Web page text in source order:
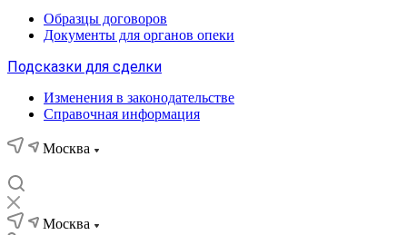
Образцы договоров
Документы для органов опеки
Подсказки для сделки
Изменения в законодательстве
Справочная информация
Москва
Москва